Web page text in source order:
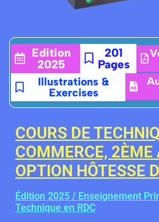
Edition
2025
201
Pages
Illustrations &
Exercises
COURS DE
COMMERCE, 2ÈME
OPTION HÔTESSE
Édition 2025 / Enseignement
Technique en RDC